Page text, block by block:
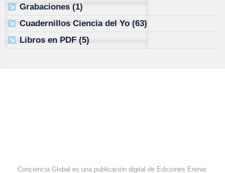
Grabaciones (1)
Cuadernillos Ciencia del Yo (63)
Libros en PDF (5)
Conciencia Global es una publicación digital de Ediciones Erenar.